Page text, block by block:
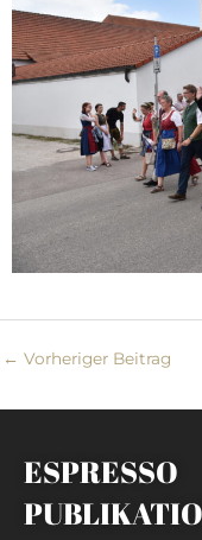
← Vorheriger Beitrag
ESPRESSO